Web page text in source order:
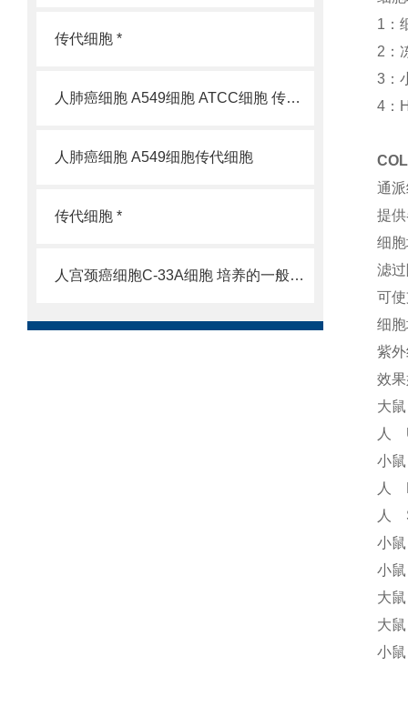
传代细胞 *
人肺癌细胞 A549细胞 ATCC细胞 传代细胞
人肺癌细胞 A549细胞传代细胞
传代细胞 *
人宫颈癌细胞C-33A细胞 培养的一般过程
1：
2：
3：
4：
通
提
细
滤
可
细
紫
效
大
人
小
人
人
小
小
大
大
小